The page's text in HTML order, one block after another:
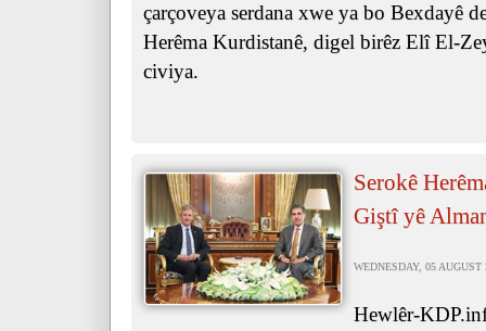
çarçoveya serdana xwe ya bo Bexdayê
Herêma Kurdistanê, digel birêz Elî El-
civiya.
Serokê
Giştî yê
WEDNESDAY, 05 AUGUST
Hewlêr-